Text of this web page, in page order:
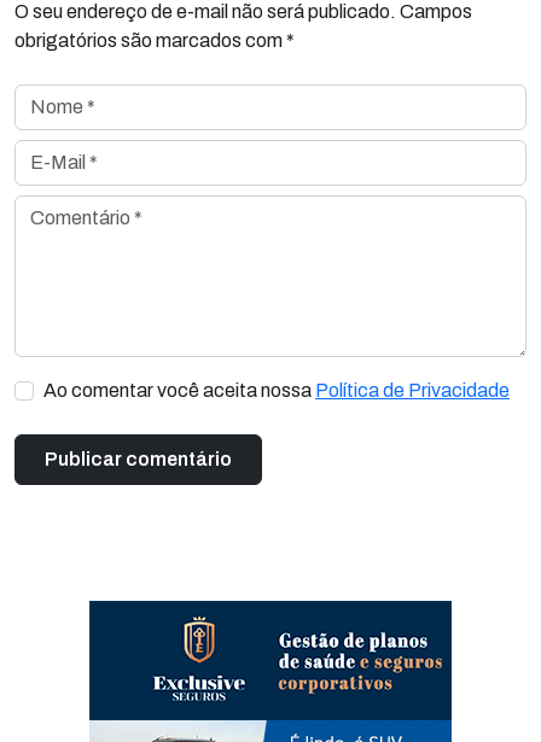
O seu endereço de e-mail não será publicado. Campos
obrigatórios são marcados com *
Nome *
E-Mail *
Comentário *
Ao comentar você aceita nossa Política de Privacidade